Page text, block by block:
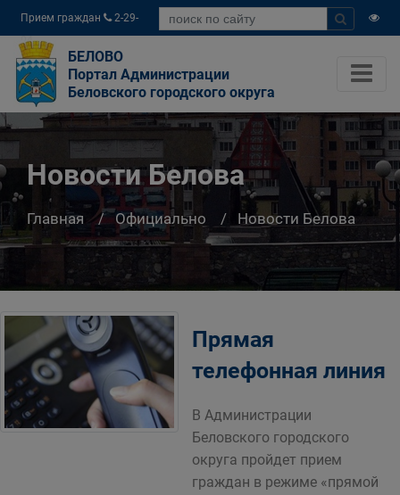
Прием граждан
2-29-
04
БЕЛОВО
Портал Администрации
Беловского городского округа
Новости Белова
Главная Официально Новости Белова
Прямая
телефонная линия
В Администрации
Беловского городского
округа пройдет прием
граждан в режиме «прямой